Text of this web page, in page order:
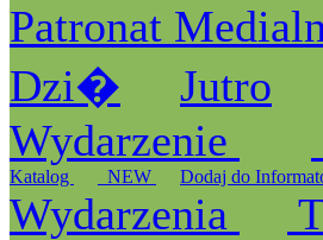
Patronat
Dzi�
Jutro
Wydarzenie
Katalog _NEW Dodaj do
Wydarzenia